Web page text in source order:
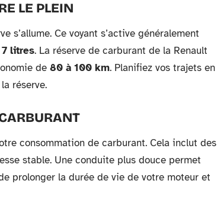
LE PLEIN
s’allume. Ce voyant s’active généralement
7 litres. La réserve de carburant de la Renault
de 80 à 100 km. Planifiez vos trajets en
réserve.
consommation de carburant. Cela inclut des
stable. Une conduite plus douce permet
prolonger la durée de vie de votre moteur et